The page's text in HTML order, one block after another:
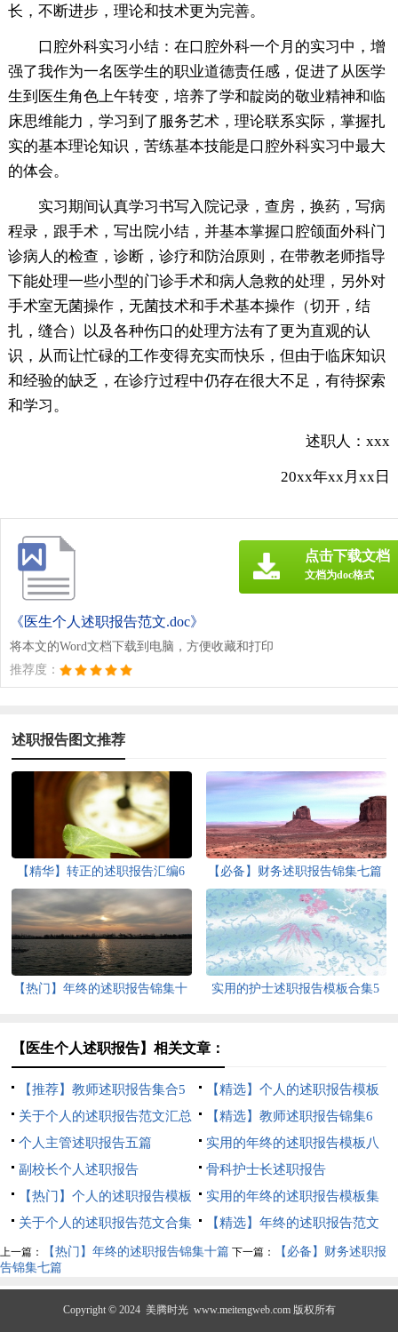
长，不断进步，理论和技术更为完善。
口腔外科实习小结：在口腔外科一个月的实习中，增
强了我作为一名医学生的职业道德责任感，促进了从医学
生到医生角色上午转变，培养了学和靛岗的敬业精神和临
床思维能力，学习到了服务艺术，理论联系实际，掌握扎
实的基本理论知识，苦练基本技能是口腔外科实习中最大
的体会。
实习期间认真学习书写入院记录，查房，换药，写病
程录，跟手术，写出院小结，并基本掌握口腔颌面外科门
诊病人的检查，诊断，诊疗和防治原则，在带教老师指导
下能处理一些小型的门诊手术和病人急救的处理，另外对
手术室无菌操作，无菌技术和手术基本操作（切开，结
扎，缝合）以及各种伤口的处理方法有了更为直观的认
识，从而让忙碌的工作变得充实而快乐，但由于临床知识
和经验的缺乏，在诊疗过程中仍存在很大不足，有待探索
和学习。
述职人：xxx
20xx年xx月xx日
《医生个人述职报告范文.doc》
将本文的Word文档下载到电脑，方便收藏和打印
推荐度：
点击下载文档
文档为doc格式
述职报告图文推荐
【精华】转正的述职报告汇编6
篇
【必备】财务述职报告锦集七篇
【热门】年终的述职报告锦集十
实用的护士述职报告模板合集5
【医生个人述职报告】相关文章：
【推荐】教师述职报告集合5
篇
【精选】个人的述职报告模板
7篇
关于个人的述职报告范文汇总
5篇
【精选】教师述职报告锦集6
篇
个人主管述职报告五篇
实用的年终的述职报告模板八
篇
副校长个人述职报告
骨科护士长述职报告
【热门】个人的述职报告模板
锦集七篇
实用的年终的述职报告模板集
锦九篇
关于个人的述职报告范文合集
5篇
【精选】年终的述职报告范文
合集10篇
上一篇： 【热门】年终的述职报告锦集十篇 下一篇：
【必备】财务述职报
告锦集七篇
Copyright © 2024 美腾时光 www.meitengweb.com 版权所有